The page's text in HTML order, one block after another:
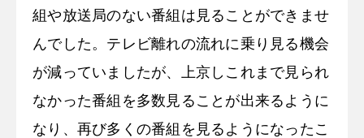
組や放送局のない番組は見ることができませ
んでした。テレビ離れの流れに乗り見る機会
が減っていましたが、上京しこれまで見られ
なかった番組を多数見ることが出来るように
なり、再び多くの番組を見るようになったこ